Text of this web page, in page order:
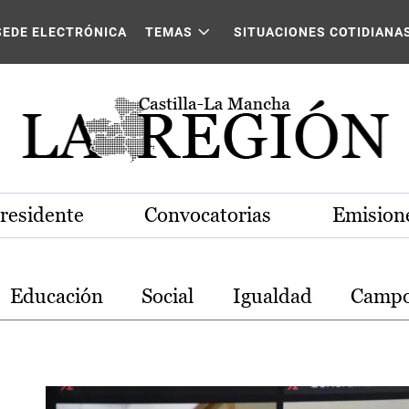
La Mancha
ELECTRÓNICA TEMAS SITUACIONES
Convocatorias
Educación Social Igualdad